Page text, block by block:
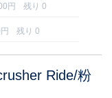
円 残り 0
残り 0
Ride/粉